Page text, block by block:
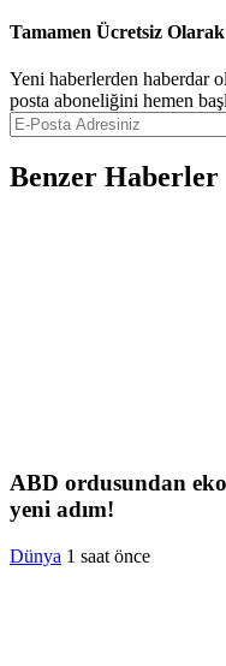
Tamamen Ücretsiz
Yeni haberlerden haberdar
posta aboneliğini hemen
Benzer Haberler
ABD ordusundan
yeni adım!
Dünya 1 saat önce